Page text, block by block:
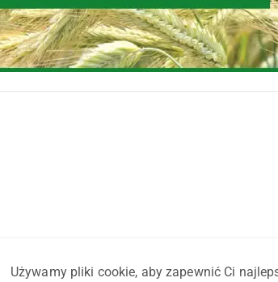
Używamy pliki cookie, aby zapewnić Ci